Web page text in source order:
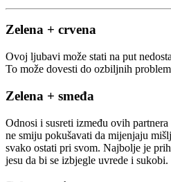
Zelena + crvena
Ovoj ljubavi može stati na put
To može dovesti do ozbiljnih
Zelena + smeđa
Odnosi i susreti između ovih
ne smiju pokušavati da mijenjaju
svako ostati pri svom. Najbolje je
jesu da bi se izbjegle uvrede i sukobi.